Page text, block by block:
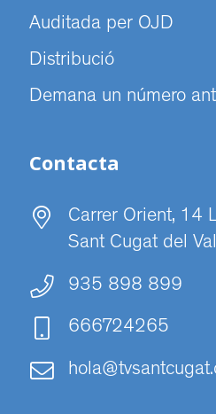
Auditada per OJD
Distribució
Demana un número
Contacta
Carrer Orient, 14
Sant Cugat del
935 898 899
666724265